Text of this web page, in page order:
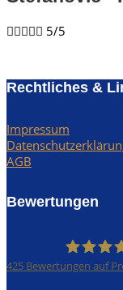
 5/5
Rechtliches &
Impressum
AGB
Bewertungen
425 Bewertungen auf